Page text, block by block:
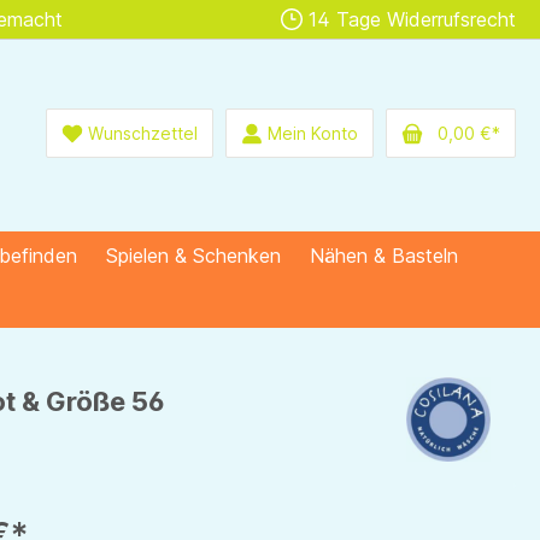
14 Tage Widerrufsrecht
Wunschzettel Mein Konto 0,00 €*
Spielen & Schenken
Nähen & Basteln
& Größe 56